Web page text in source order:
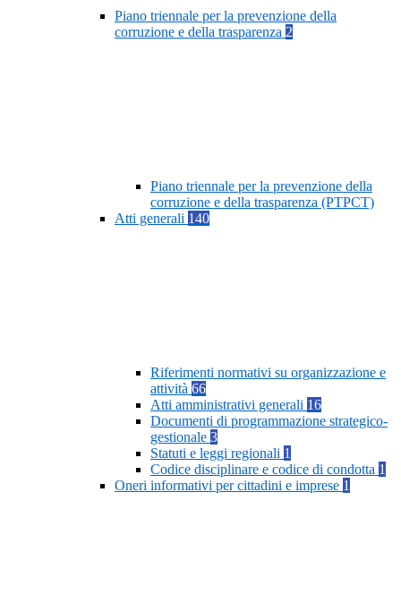
Piano triennale per la prevenzione della
corruzione e della trasparenza 2
Piano triennale per la prevenzione della
corruzione e della trasparenza (PTPCT)
Atti generali 140
Riferimenti normativi su organizzazione e
attività 66
Atti amministrativi generali 16
Documenti di programmazione strategico-
gestionale 3
Statuti e leggi regionali 1
Codice disciplinare e codice di condotta 1
Oneri informativi per cittadini e imprese 1